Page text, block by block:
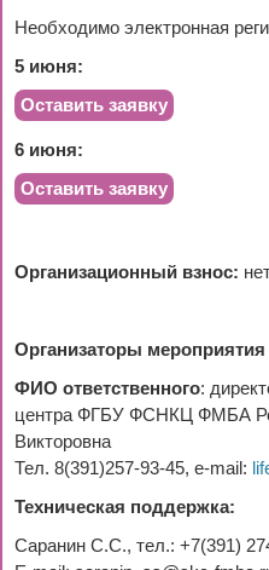
Необходимо электронная
5 июня:
Оставить заявку
6 июня:
Оставить заявку
Организационный взнос:
Организаторы мероприятия
ФИО ответственного:
центра ФГБУ ФСНКЦ ФМБА
Викторовна
Тел. 8(391)257-93-45, e-mail:
Техническая поддержка:
Саранин С.С., тел.: +7(391)